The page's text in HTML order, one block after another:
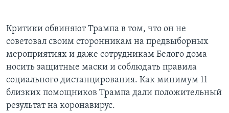
Критики обвиняют Трампа в том, что он не
советовал своим сторонникам на предвыборных
мероприятиях и даже сотрудникам Белого дома
носить защитные маски и соблюдать правила
социального дистанцирования. Как минимум 11
близких помощников Трампа дали положительный
результат на коронавирус.